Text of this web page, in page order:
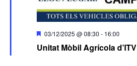
Unitat Mòbil Agrícola d’ITV
Destacats
03/12/2025 @ 08:30 - 16:00